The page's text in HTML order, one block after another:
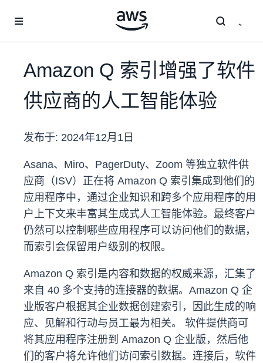
Amazon Q 索引增强了软件
供应商的人工智能体验
发布于: 2024年12月1日
Asana、Miro、PagerDuty、Zoom 等独立软件供
应商（ISV）正在将 Amazon Q 索引集成到他们的
应用程序中，通过企业知识和跨多个应用程序的用
户上下文来丰富其生成式人工智能体验。最终客户
仍然可以控制哪些应用程序可以访问他们的数据，
而索引会保留用户级别的权限。
Amazon Q 索引是内容和数据的权威来源，汇集了
来自 40 多个支持的连接器的数据。Amazon Q 企
业版客户根据其企业数据创建索引，因此生成的响
应、见解和行动与员工最为相关。 软件提供商可
将其应用程序注册到 Amazon Q 企业版，然后他
们的客户将允许他们访问索引数据。连接后，软件